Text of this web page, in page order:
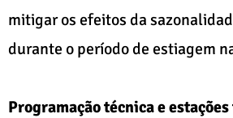
mitigar os efeitos da
durante o período de estiagem
Programação técnica e